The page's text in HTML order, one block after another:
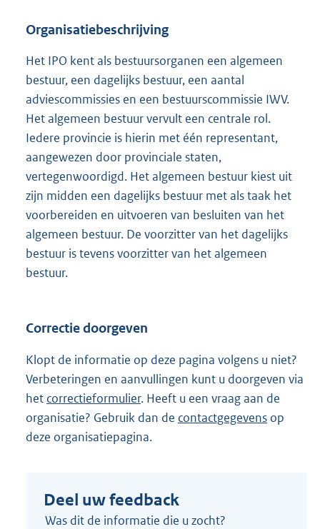
Organisatiebeschrijving
Het IPO kent als bestuursorganen een algemeen
bestuur, een dagelijks bestuur, een aantal
adviescommissies en een bestuurscommissie IWV.
Het algemeen bestuur vervult een centrale rol.
Iedere provincie is hierin met één representant,
aangewezen door provinciale staten,
vertegenwoordigd. Het algemeen bestuur kiest uit
zijn midden een dagelijks bestuur met als taak het
voorbereiden en uitvoeren van besluiten van het
algemeen bestuur. De voorzitter van het dagelijks
bestuur is tevens voorzitter van het algemeen
bestuur.
Correctie doorgeven
Klopt de informatie op deze pagina volgens u niet?
Verbeteringen en aanvullingen kunt u doorgeven via
het correctieformulier. Heeft u een vraag aan de
organisatie? Gebruik dan de contactgegevens op
deze organisatiepagina.
Deel uw feedback
Was dit de informatie die u zocht?